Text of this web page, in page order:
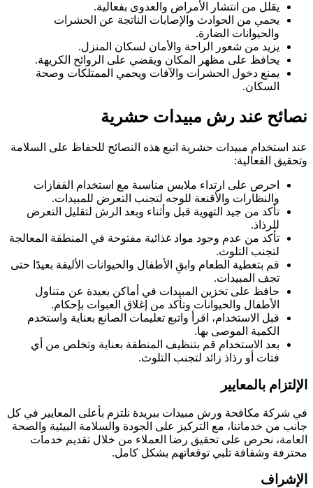
يقلل من انتشار الأمراض والعدوى بفعالية.
يحمي من الحوادث والإصابات الناتجة عن الحشرات
والحيوانات الضارة.
يزيد من شعور الراحة والأمان لسكان المنزل.
يحافظ على مظهر المكان ويقضي على الروائح الكريهة.
يمنع دخول الحشرات والآفات ويحمي الممتلكات وصحة
السكان.
نصائح عند رش مبيدات حشرية
عند استخدام مبيدات حشرية اتبع هذه النصائح للحفاظ على السلامة
وتحقيق الفعالية:
احرص على ارتداء ملابس مناسبة مع استخدام القفازات
والنظارات والأقنعة للوجه لتجنب التعرض للمبيدات.
تأكد من جيد التهوية قبل وأثناء وبعد الرش لتقليل التعرض
للرذاذ.
تأكد من عدم وجود مواد غذائية مفتوحة في المنطقة المعالجة
لتجنب التلوث.
قم بتغطية الطعام وابقِ الأطفال والحيوانات الأليفة بعيدًا حتى
تجف المبيدات.
حافظ على تخزين المبيدات في أماكن بعيدة عن متناول
الأطفال والحيوانات وتأكد من إغلاق العبوات بإحكام.
قبل الاستخدام، اقرأ واتبع تعليمات الصانع بعناية واستخدم
الكمية الموصى بها.
بعد الاستخدام قم بتنظيف المنطقة بعناية وتخلص من أي
فتات أو رذاذ زائد لتجنب التلوث.
الإلتزام بالمعايير
في شركة مكافحة ورش مبيدات ببريدة نلتزم بأعلى المعايير في كل
جانب من خدماتنا، مع التركيز على الجودة والسلامة البيئية والصحة
العامة، نحرص على تحقيق رضا العملاء من خلال تقديم خدمات
محترفة وشفافة تلبي توقعاتهم بشكل كامل.
الإشراف